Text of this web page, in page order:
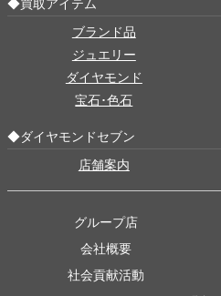
◆買取アイテム
ブランド品
ジュエリー
ダイヤモンド
宝石･色石
◆ダイヤモンドセブン
店舗案内
グループ店
会社概要
社会貢献活動